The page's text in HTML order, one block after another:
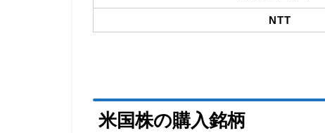
NTT
米国株の購入銘柄